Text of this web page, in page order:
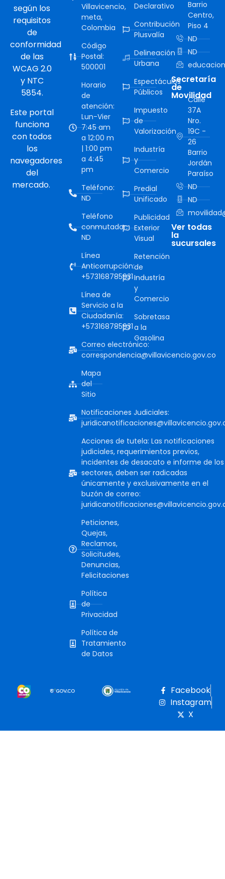
según los
requisitos
de
conformidad
de las
WCAG 2.0
y NTC
5854.
Este portal
funciona
con todos
los
navegadores
del
mercado.
Villavicencio,
meta,
Colombia
Código
Postal:
500001
Horario
de
atención:
Lun-Vier
7:45 am
a 12:00 m
| 1:00 pm
a 4:45
pm
Teléfono:
ND
Teléfono
conmutador:
ND
Línea
Anticorrupción:
+573168785931
Línea de
Servicio a la
Ciudadanía:
+573168785931
Correo electrónico:
correspondencia@villavicencio.gov.co
Mapa
del
Sitio
Notificaciones Judiciales:
Acciones de tutela: Las notificaciones
judiciales, requerimientos previos,
incidentes de desacato e informe de los
sectores, deben ser radicadas
únicamente y exclusivamente en el
buzón de correo:
Peticiones,
Quejas,
Reclamos,
Solicitudes,
Denuncias,
Felicitaciones
Política
de
Privacidad
Política de
Tratamiento
de Datos
Declarativo
Contribución
Plusvalía
Delineación
Urbana
Espectáculos
Públicos
Impuesto
de
Valorización
Industría
y
Comercio
Predial
Unificado
Publicidad
Exterior
Visual
Retención
de
Industría
y
Comercio
Sobretasa
a la
Gasolina
Barrio
Centro,
Piso 4
ND
ND
Secretaría
de
Movilidad
Calle
37A
Nro.
19C -
26
Barrio
Jordán
Paraíso
ND
ND
Ver todas
la
sucursales
Facebook
Instagram
X